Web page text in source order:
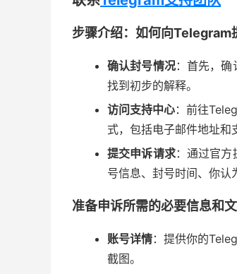
步骤介绍：如何向Telegram
确认封号情况：首先，确
找到初步的解释。
访问支持中心：前往
式，包括电子邮件地址和
提交申诉请求：通过官方
号信息、封号时间、你认
准备申诉所需的必要信息和
账号详情：提供你的
截图。